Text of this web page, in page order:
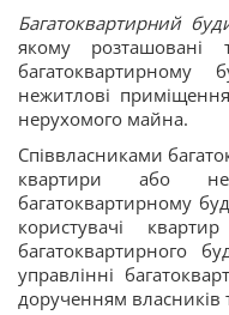
Багатоквартирний
якому
нежитлові
нерухомого майна.
Співвласниками
квартири або
багатоквартирному
користувачі
багатоквартирного
управлінні
дорученням власників